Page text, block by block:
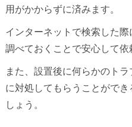
用がかからずに済みます。
インターネットで検索した
調べておくことで安心して依
また、設置後に何らかのト
に対処してもらうことがで
しょう。